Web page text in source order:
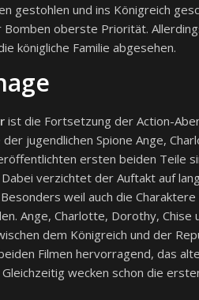
gestohlen und ins Königreich
Bomben oberste Priorität.
königliche Familie abgesehen.
ist die Fortsetzung der Action-
jugendlichen Spione Ange,
ersten beiden Teile
verzichtet der Auftakt auf
weil auch die
Ange, Charlotte, Dorothy, Chise
dem Königreich und der
Filmen hervorragend, das
wecken schon die